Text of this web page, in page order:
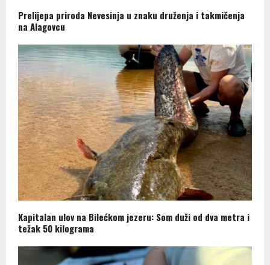
Prelijepa priroda Nevesinja u znaku druženja i takmičenja
na Alagovcu
Kapitalan ulov na Bilećkom jezeru: Som duži od dva metra i
težak 50 kilograma